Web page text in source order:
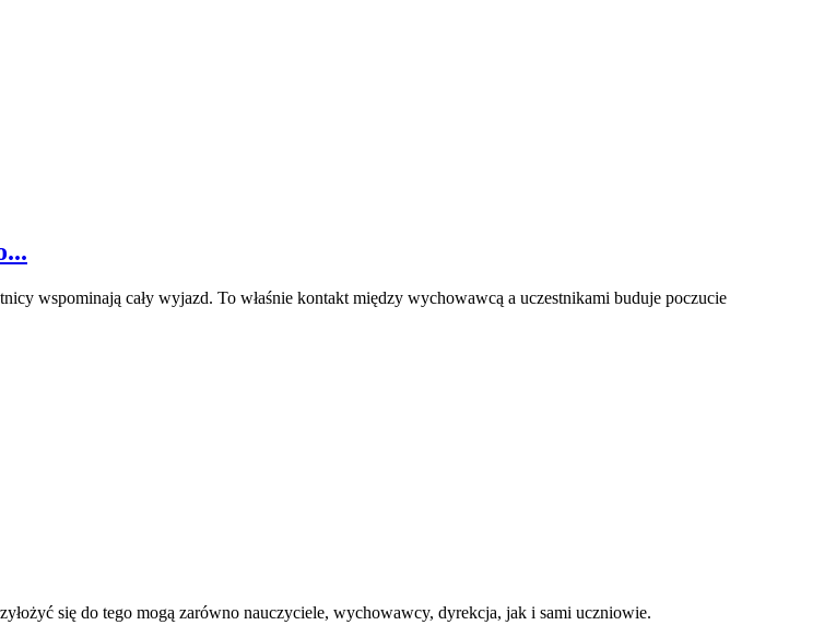
wspominają cały wyjazd. To właśnie kontakt między wychowawcą a uczestnikami buduje poczucie
się do tego mogą zarówno nauczyciele, wychowawcy, dyrekcja, jak i sami uczniowie.